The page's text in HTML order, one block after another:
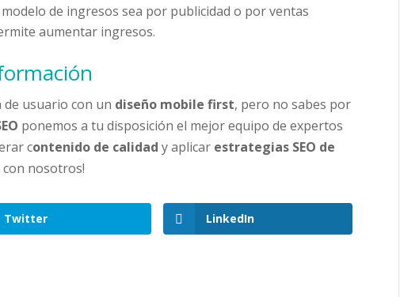
modelo de ingresos sea por publicidad o por ventas
aumentar ingresos.
de usuario con un diseño mobile first, pero no sabes por
ponemos a tu disposición el mejor equipo de expertos
contenido de calidady aplicar estrategias SEO de
con nosotros!
Twitter LinkedIn